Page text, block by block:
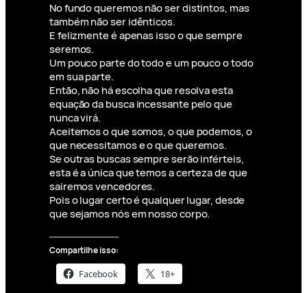
No fundo queremos não ser distintos, mas
também não ser idênticos.
E felizmente é apenas isso o que sempre
seremos.
Um pouco parte do todo e um pouco o todo
em sua parte.
Então, não há escolha que resolva esta
equação da busca incessante pelo que
nunca virá.
Aceitemos o que somos, o que podemos, o
que necessitamos e o que queremos.
Se outras buscas sempre serão inférteis,
esta é a única que temos a certeza de que
sairemos vencedores.
Pois o lugar certo é qualquer lugar, desde
que sejamos nós em nosso corpo.
Compartilhe isso:
Facebook 18+